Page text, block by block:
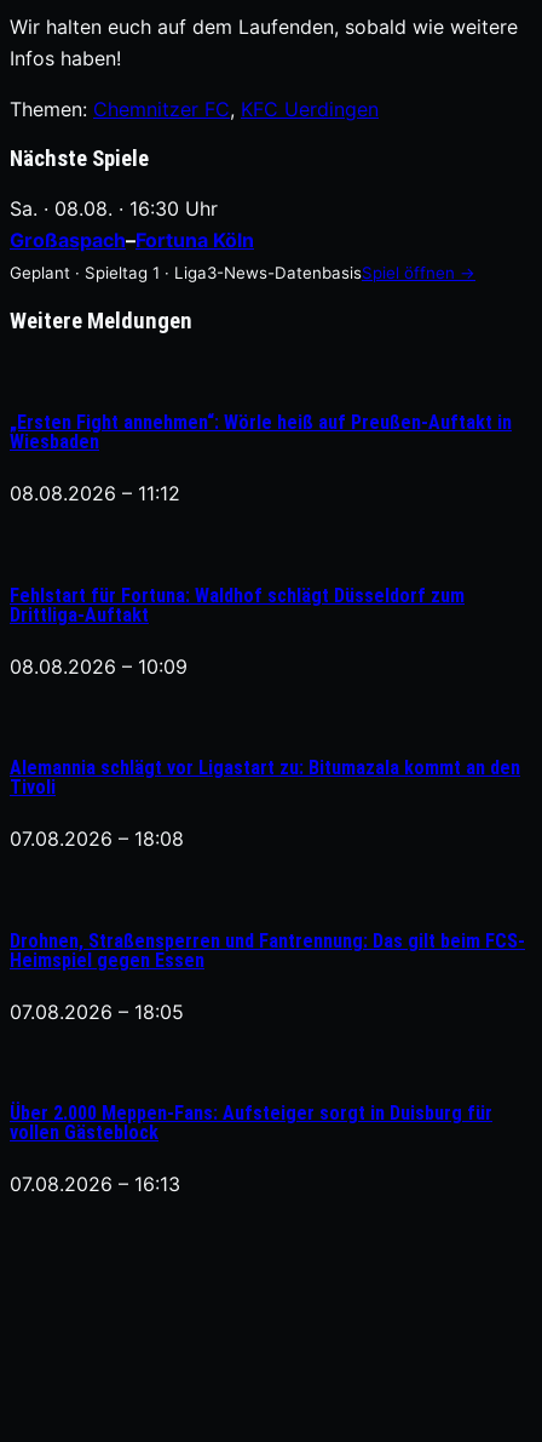
Wir halten euch auf dem Laufenden, sobald wie weitere
Infos haben!
Themen: Chemnitzer FC, KFC Uerdingen
Nächste Spiele
Sa. · 08.08. · 16:30 Uhr
Großaspach–Fortuna Köln
Geplant · Spieltag 1 · Liga3-News-DatenbasisSpiel öffnen →
Weitere Meldungen
„Ersten Fight annehmen“: Wörle heiß auf Preußen-Auftakt in
Wiesbaden
08.08.2026 – 11:12
Fehlstart für Fortuna: Waldhof schlägt Düsseldorf zum
Drittliga-Auftakt
08.08.2026 – 10:09
Alemannia schlägt vor Ligastart zu: Bitumazala kommt an den
Tivoli
07.08.2026 – 18:08
Drohnen, Straßensperren und Fantrennung: Das gilt beim FCS-
Heimspiel gegen Essen
07.08.2026 – 18:05
Über 2.000 Meppen-Fans: Aufsteiger sorgt in Duisburg für
vollen Gästeblock
07.08.2026 – 16:13